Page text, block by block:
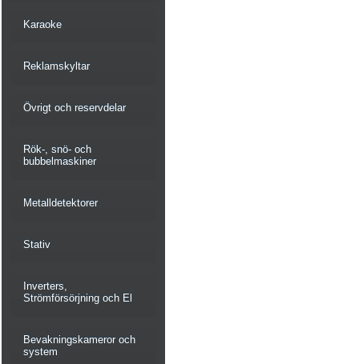
Karaoke
Reklamskyltar
Övrigt och reservdelar
Rök-, snö- och
bubbelmaskiner
Metalldetektorer
Stativ
Inverters,
Strömförsörjning och El
Bevakningskameror och
system